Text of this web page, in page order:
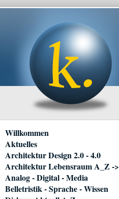
Navigation
überspringen
Willkommen
Aktuelles
Architektur Design 2.0 - 4.0
Architektur Lebensraum A_Z ->
Analog - Digital - Media
Belletristik - Sprache - Wissen